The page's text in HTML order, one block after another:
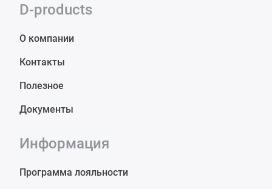
D-products
О компании
Контакты
Полезное
Документы
Информация
Программа лояльности